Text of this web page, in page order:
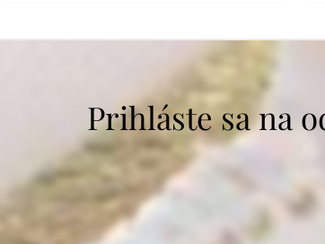
Prihláste sa na